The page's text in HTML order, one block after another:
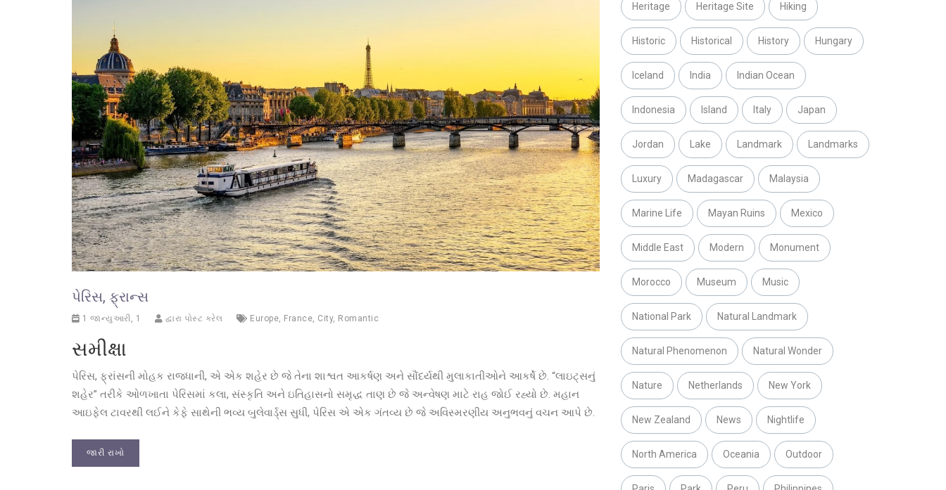
પેરિસ, ફ્રાન્સ
1 જાન્યુઆરી, 1 દ્વારા પોસ્ટ કરેલ Europe, France, City, Romantic
સમીક્ષા
પેરિસ, ફ્રાંસની મોહક રાજધાની, એ એક શહેર છે જે તેના શાશ્વત આકર્ષણ અને સૌંદર્યથી મુલાકાતીઓને આકર્ષે છે. “લાઇટ્સનું
શહેર” તરીકે ઓળખાતા પેરિસમાં કલા, સંસ્કૃતિ અને ઇતિહાસનો સમૃદ્ધ તાણ છે જે અન્વેષણ માટે રાહ જોઈ રહ્યો છે. મહાન
આઇફેલ ટાવરથી લઈને કેફે સાથેની ભવ્ય બુલેવાર્ડ્સ સુધી, પેરિસ એ એક ગંતવ્ય છે જે અવિસ્મરણીય અનુભવનું વચન આપે છે.
જારી રાખો
Heritage Heritage Site Hiking
Historic Historical History Hungary
Iceland India Indian Ocean
Indonesia Island Italy Japan
Jordan Lake Landmark Landmarks
Luxury Madagascar Malaysia
Marine Life Mayan Ruins Mexico
Middle East Modern Monument
Morocco Museum Music
National Park Natural Landmark
Natural Phenomenon Natural Wonder
Nature Netherlands New York
New Zealand News Nightlife
North America Oceania Outdoor